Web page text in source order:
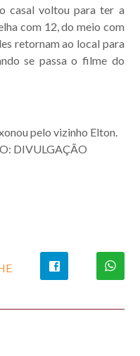
casal voltou para ter a
com 12, do meio com
retornam ao local para
se passa o filme do
pelo vizinho Elton.
DIVULGAÇÃO